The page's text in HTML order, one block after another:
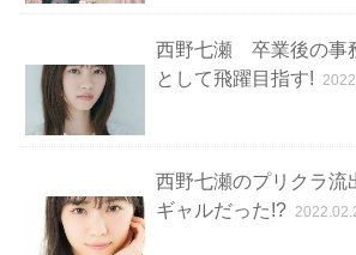
西野七瀬 卒業後の事
として飛躍目指す!
西野七瀬のプリクラ流
ギャルだった!?